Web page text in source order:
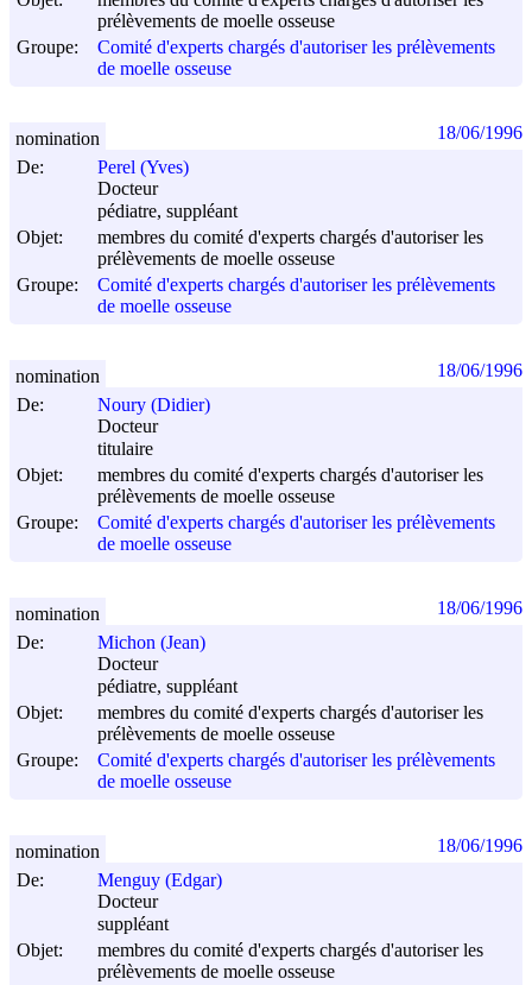
prélèvements de moelle osseuse
Groupe:
Comité d'experts chargés d'autoriser les prélèvements
de moelle osseuse
De:
Perel (Yves)
Docteur
pédiatre, suppléant
Objet:
membres du comité d'experts chargés d'autoriser les
prélèvements de moelle osseuse
Groupe:
Comité d'experts chargés d'autoriser les prélèvements
de moelle osseuse
nomination 18/06/1996
De:
Noury (Didier)
Docteur
titulaire
Objet:
membres du comité d'experts chargés d'autoriser les
prélèvements de moelle osseuse
Groupe:
Comité d'experts chargés d'autoriser les prélèvements
de moelle osseuse
nomination 18/06/1996
De:
Michon (Jean)
Docteur
pédiatre, suppléant
Objet:
membres du comité d'experts chargés d'autoriser les
prélèvements de moelle osseuse
Groupe:
Comité d'experts chargés d'autoriser les prélèvements
de moelle osseuse
nomination 18/06/1996
De:
Menguy (Edgar)
Docteur
suppléant
Objet:
membres du comité d'experts chargés d'autoriser les
prélèvements de moelle osseuse
nomination 18/06/1996